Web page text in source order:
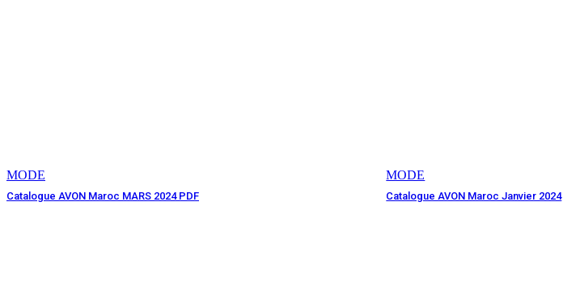
MODE
Catalogue AVON Maroc MARS 2024 PDF
MODE
Catalogue AVON Maroc Janvier 2024